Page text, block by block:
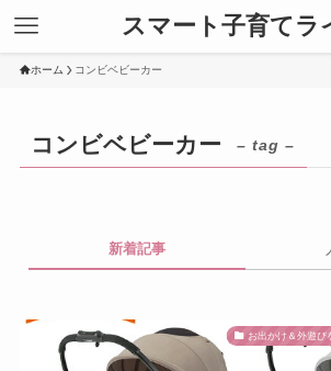
スマート子育てラ
ホーム コンビベビーカー
コンビベビーカー – tag –
新着記事
お出かけ＆外遊び